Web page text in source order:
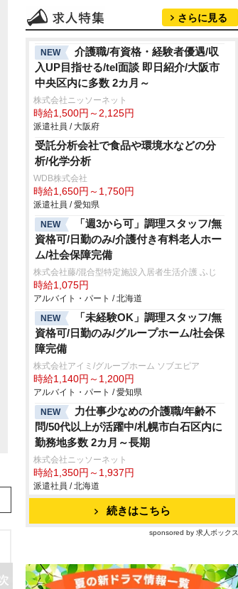
さらに見る
NEW
介護職/有資格・経験者優遇/収
入UP目指せる/tel面談 即日紹介/大阪市
中央区内に多数 2カ月～
株式会社ニッソーネット
時給1,500円～2,125円
派遣社員 / 大阪府
受託分析会社で食品や環境水などの分
析/化学分析
WDB株式会社
時給1,650円～1,750円
派遣社員 / 愛知県
NEW
「週3から可」調理スタッフ/無
資格可/日勤のみ/介護付き有料老人ホー
ム/社会保障完備
株式会社藤/混合型特定施設入居者生活介護 ふじ
時給1,075円
アルバイト・パート / 北海道
NEW
「未経験OK」調理スタッフ/無
資格可/日勤のみ/グループホーム/社会保
障完備
株式会社アイミ/グループホーム ソブエピア
時給1,140円～1,200円
アルバイト・パート / 愛知県
NEW
力仕事少なめの介護職/年齢不
問/50代以上が活躍中/札幌市白石区内に
勤務地多数 2カ月～長期
株式会社ニッソーネット
時給1,350円～1,937円
派遣社員 / 北海道
続きはこちら
sponsored by 求人ボックス